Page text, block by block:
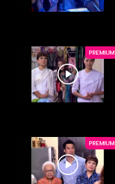
PREMIUM
PREMIUM